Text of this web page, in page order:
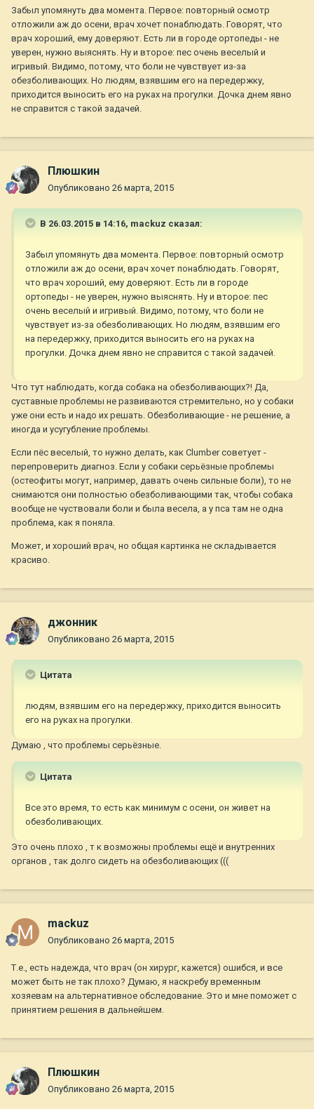
Забыл упомянуть два момента. Первое: повторный осмотр
отложили аж до осени, врач хочет понаблюдать. Говорят, что
врач хороший, ему доверяют. Есть ли в городе ортопеды - не
уверен, нужно выяснять. Ну и второе: пес очень веселый и
игривый. Видимо, потому, что боли не чувствует из-за
обезболивающих. Но людям, взявшим его на передержку,
приходится выносить его на руках на прогулки. Дочка днем явно
не справится с такой задачей.
Плюшкин
Опубликовано 26 марта, 2015
В 26.03.2015 в 14:16, mackuz сказал:
Забыл упомянуть два момента. Первое: повторный осмотр
отложили аж до осени, врач хочет понаблюдать. Говорят,
что врач хороший, ему доверяют. Есть ли в городе
ортопеды - не уверен, нужно выяснять. Ну и второе: пес
очень веселый и игривый. Видимо, потому, что боли не
чувствует из-за обезболивающих. Но людям, взявшим его
на передержку, приходится выносить его на руках на
прогулки. Дочка днем явно не справится с такой задачей.
Что тут наблюдать, когда собака на обезболивающих?! Да,
суставные проблемы не развиваются стремительно, но у собаки
уже они есть и надо их решать. Обезболивающие - не решение, а
иногда и усугубление проблемы.
Если пёс веселый, то нужно делать, как Clumber советует -
перепроверить диагноз. Если у собаки серьёзные проблемы
(остеофиты могут, например, давать очень сильные боли), то не
снимаются они полностью обезболивающими так, чтобы собака
вообще не чуствовали боли и была весела, а у пса там не одна
проблема, как я поняла.
Может, и хороший врач, но общая картинка не складывается
красиво.
джонник
Опубликовано 26 марта, 2015
Цитата
людям, взявшим его на передержку, приходится выносить
его на руках на прогулки.
Думаю , что проблемы серьёзные.
Цитата
Все это время, то есть как минимум с осени, он живет на
обезболивающих.
Это очень плохо , т к возможны проблемы ещё и внутренних
органов , так долго сидеть на обезболивающих (((
mackuz
Опубликовано 26 марта, 2015
Т.е., есть надежда, что врач (он хирург, кажется) ошибся, и все
может быть не так плохо? Думаю, я наскребу временным
хозяевам на альтернативное обследование. Это и мне поможет с
принятием решения в дальнейшем.
Плюшкин
Опубликовано 26 марта, 2015